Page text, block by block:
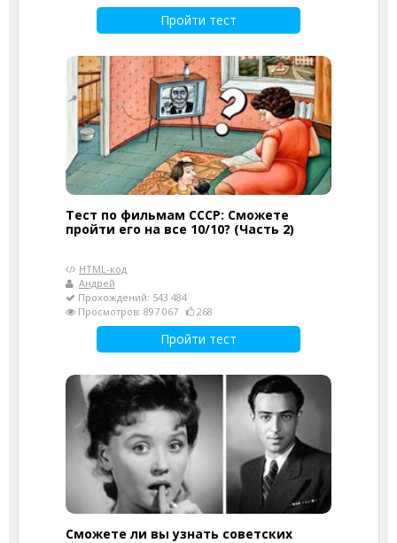
Пройти тест
Тест по фильмам СССР: Сможете
пройти его на все 10/10? (Часть 2)
HTML-код
Андрей
Прохождений: 543 484
Просмотров: 897 067
268
Пройти тест
Сможете ли вы узнать советских